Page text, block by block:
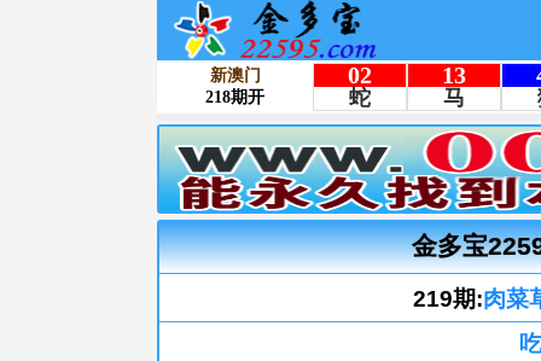
金多宝
219期:肉菜